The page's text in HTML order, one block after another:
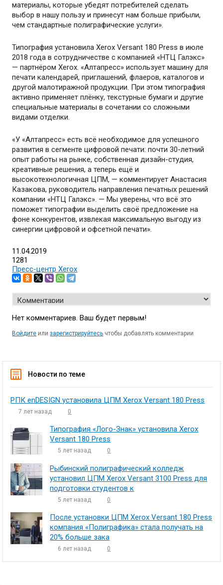
материалы, которые убедят потребителей сделать
выбор в нашу пользу и принесут нам больше прибыли,
чем стандартные полиграфические услуги».
Типография установила Xerox Versant 180 Press в июле
2018 года в сотрудничестве с компанией «НТЦ Галэкс»
— партнёром Xerox. «Алтапресс» использует машину для
печати календарей, приглашений, флаеров, каталогов и
другой малотиражной продукции. При этом типография
активно применяет плёнку, текстурные бумаги и другие
специальные материалы в сочетании со сложными
видами отделки.
«У «Алтапресс» есть всё необходимое для успешного
развития в сегменте цифровой печати: почти 30-летний
опыт работы на рынке, собственная дизайн-студия,
креативные решения, а теперь ещё и
высокотехнологичная ЦПМ, — комментирует Анастасия
Казакова, руководитель направления печатных решений
компании «НТЦ Галэкс». — Мы уверены, что всё это
поможет типографии выделить своё предложение на
фоне конкурентов, извлекая максимальную выгоду из
синергии цифровой и офсетной печати».
11.04.2019
1281
Пресс-центр Xerox
Нет комментариев. Ваш будет первым!
Войдите илизарегистрируйтесь чтобы добавлять комментарии
Новости по теме
РПК enDESIGN установила ЦПМ Xerox Versant 180 Press
7 лет назад 0
Типография «Лого-Знак» установила Xerox
Versant 180 Press
5 лет назад 0
Рыбинский полиграфический колледж
установил ЦПМ Xerox Versant 3100 Press для
подготовки студентов к
5 лет назад 0
После установки ЦПМ Xerox Versant 180 Press
компания «Полиграфика» стала получать на
20% больше зака
6 лет назад 0